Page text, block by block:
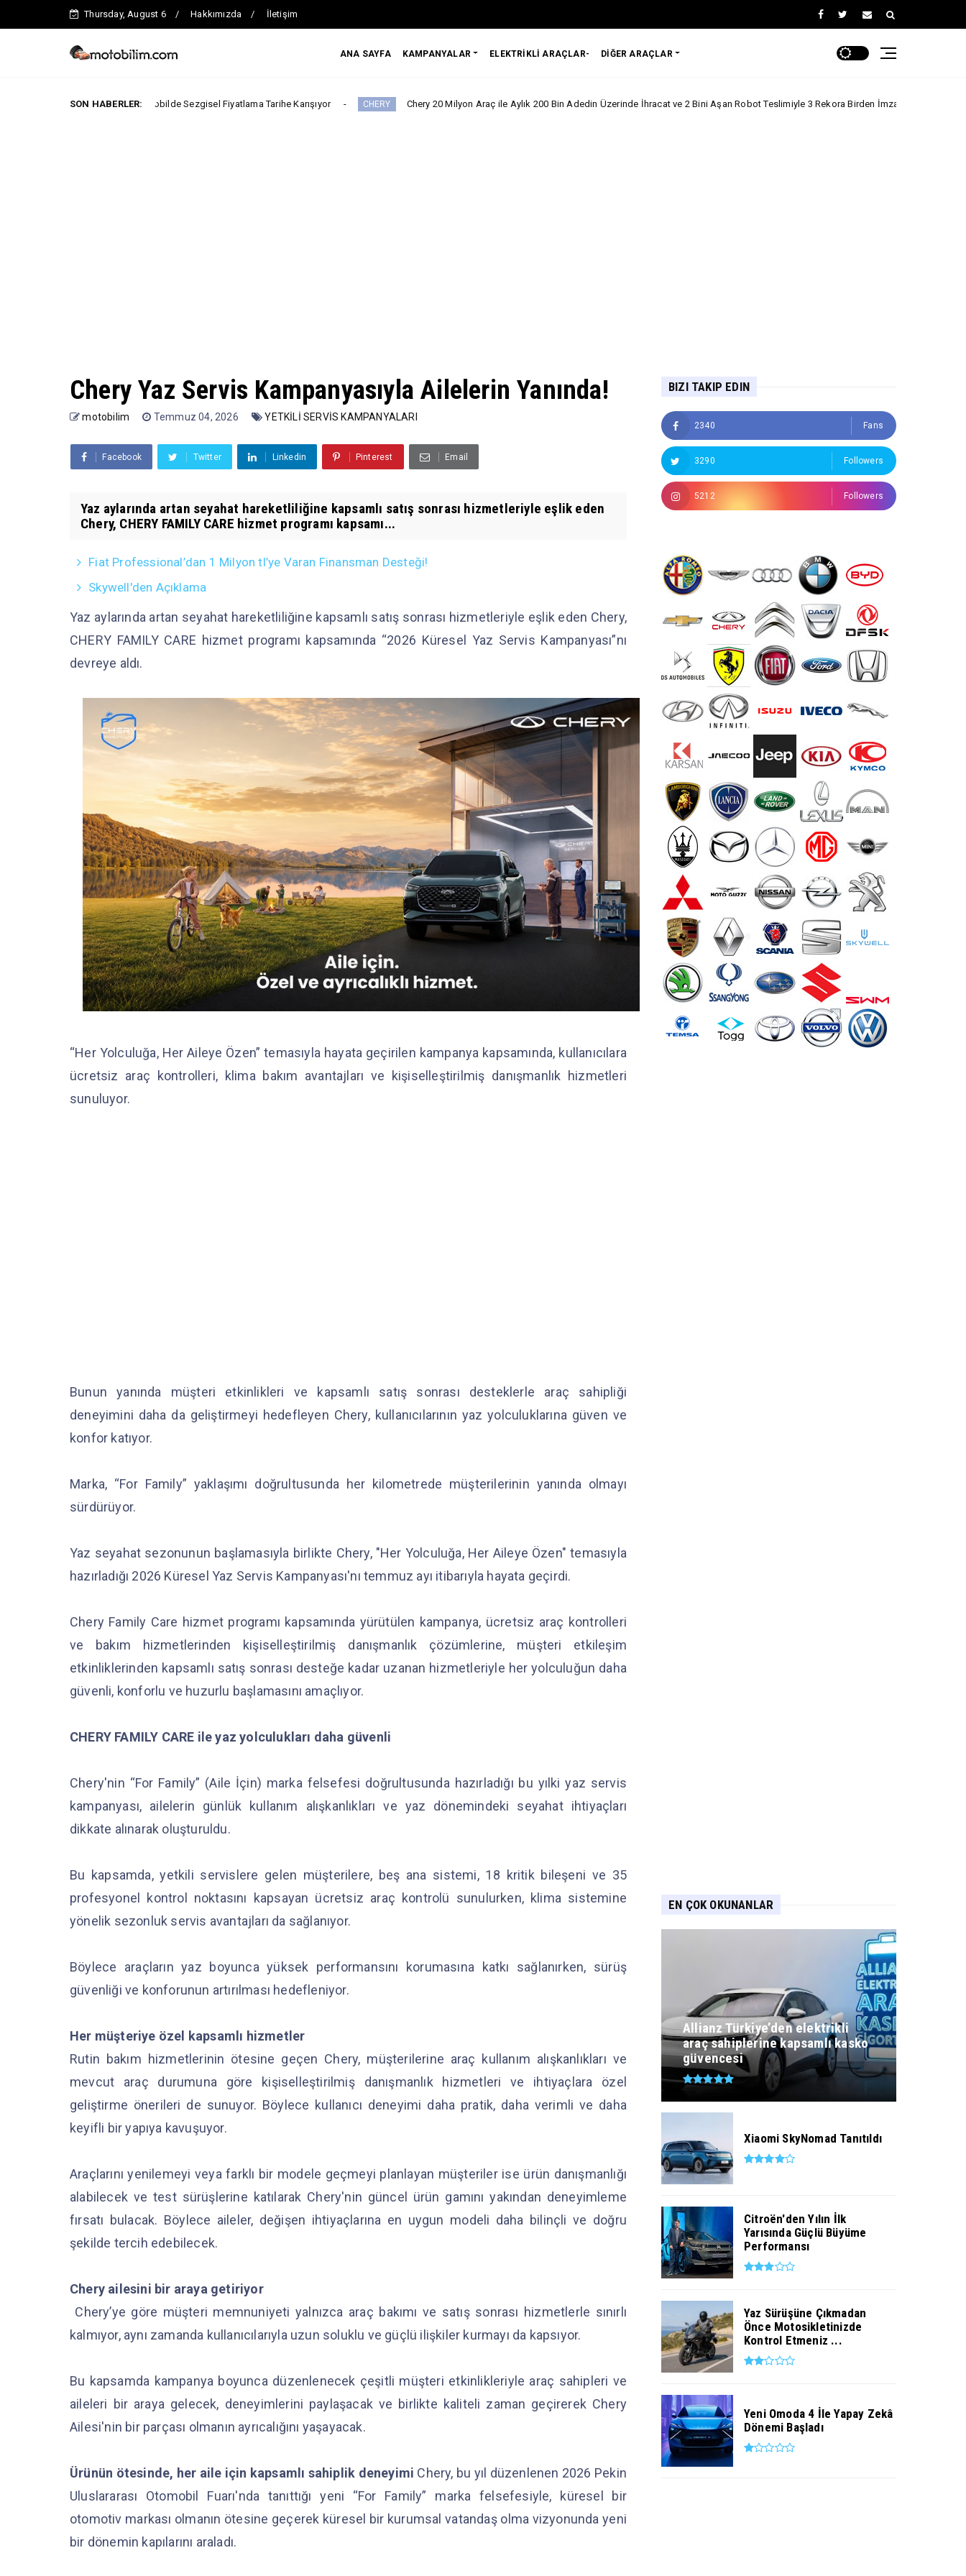
Thursday, August 6 Hakkımızda İletişim
ANA SAYFA KAMPANYALAR ELEKTRİKLİ ARAÇLAR- DİĞER ARAÇLAR
SON HABERLER:
İkinci El Otomobilde Sezgisel Fiyatlama Tarihe Karışıyor CHERY Chery 20 Milyon Araç ile Aylık 200 Bin Adedin Üzerinde İhracat ve 2 Bini Aşan Robot Teslimiyle 3 Rekora Birden İmza Attı! ARABA
Chery Yaz Servis Kampanyasıyla Ailelerin Yanında!
motobilim Temmuz 04, 2026 YETKİLİ SERVİS KAMPANYALARI
Facebook Twitter Linkedin Pinterest Email
Yaz aylarında artan seyahat hareketliliğine kapsamlı satış sonrası hizmetleriyle eşlik eden
Chery, CHERY FAMILY CARE hizmet programı kapsamı...
Fiat Professional’dan 1 Milyon tl’ye Varan Finansman Desteği!
Skywell'den Açıklama
Yaz aylarında artan seyahat hareketliliğine kapsamlı satış sonrası hizmetleriyle eşlik eden Chery,
CHERY FAMILY CARE hizmet programı kapsamında “2026 Küresel Yaz Servis Kampanyası”nı
devreye aldı.
“Her Yolculuğa, Her Aileye Özen” temasıyla hayata geçirilen kampanya kapsamında, kullanıcılara
ücretsiz araç kontrolleri, klima bakım avantajları ve kişiselleştirilmiş danışmanlık hizmetleri
sunuluyor.
Bunun yanında müşteri etkinlikleri ve kapsamlı satış sonrası desteklerle araç sahipliği
deneyimini daha da geliştirmeyi hedefleyen Chery, kullanıcılarının yaz yolculuklarına güven ve
konfor katıyor.
Marka, “For Family” yaklaşımı doğrultusunda her kilometrede müşterilerinin yanında olmayı
sürdürüyor.
Yaz seyahat sezonunun başlamasıyla birlikte Chery, "Her Yolculuğa, Her Aileye Özen" temasıyla
hazırladığı 2026 Küresel Yaz Servis Kampanyası'nı temmuz ayı itibarıyla hayata geçirdi.
Chery Family Care hizmet programı kapsamında yürütülen kampanya, ücretsiz araç kontrolleri
ve bakım hizmetlerinden kişiselleştirilmiş danışmanlık çözümlerine, müşteri etkileşim
etkinliklerinden kapsamlı satış sonrası desteğe kadar uzanan hizmetleriyle her yolculuğun daha
güvenli, konforlu ve huzurlu başlamasını amaçlıyor.
CHERY FAMILY CARE ile yaz yolculukları daha güvenli
Chery'nin “For Family” (Aile İçin) marka felsefesi doğrultusunda hazırladığı bu yılki yaz servis
kampanyası, ailelerin günlük kullanım alışkanlıkları ve yaz dönemindeki seyahat ihtiyaçları
dikkate alınarak oluşturuldu.
Bu kapsamda, yetkili servislere gelen müşterilere, beş ana sistemi, 18 kritik bileşeni ve 35
profesyonel kontrol noktasını kapsayan ücretsiz araç kontrolü sunulurken, klima sistemine
yönelik sezonluk servis avantajları da sağlanıyor.
Böylece araçların yaz boyunca yüksek performansını korumasına katkı sağlanırken, sürüş
güvenliği ve konforunun artırılması hedefleniyor.
Her müşteriye özel kapsamlı hizmetler
Rutin bakım hizmetlerinin ötesine geçen Chery, müşterilerine araç kullanım alışkanlıkları ve
mevcut araç durumuna göre kişiselleştirilmiş danışmanlık hizmetleri ve ihtiyaçlara özel
geliştirme önerileri de sunuyor. Böylece kullanıcı deneyimi daha pratik, daha verimli ve daha
keyifli bir yapıya kavuşuyor.
Araçlarını yenilemeyi veya farklı bir modele geçmeyi planlayan müşteriler ise ürün danışmanlığı
alabilecek ve test sürüşlerine katılarak Chery'nin güncel ürün gamını yakından deneyimleme
fırsatı bulacak. Böylece aileler, değişen ihtiyaçlarına en uygun modeli daha bilinçli ve doğru
şekilde tercih edebilecek.
Chery ailesini bir araya getiriyor
Chery’ye göre müşteri memnuniyeti yalnızca araç bakımı ve satış sonrası hizmetlerle sınırlı
kalmıyor, aynı zamanda kullanıcılarıyla uzun soluklu ve güçlü ilişkiler kurmayı da kapsıyor.
Bu kapsamda kampanya boyunca düzenlenecek çeşitli müşteri etkinlikleriyle araç sahipleri ve
aileleri bir araya gelecek, deneyimlerini paylaşacak ve birlikte kaliteli zaman geçirerek Chery
Ailesi'nin bir parçası olmanın ayrıcalığını yaşayacak.
Ürünün ötesinde, her aile için kapsamlı sahiplik deneyimi Chery, bu yıl düzenlenen 2026 Pekin
Uluslararası Otomobil Fuarı'nda tanıttığı yeni “For Family” marka felsefesiyle, küresel bir
otomotiv markası olmanın ötesine geçerek küresel bir kurumsal vatandaş olma vizyonunda yeni
bir dönemin kapılarını araladı.
BIZI TAKIP EDIN
2340 Fans
3290 Followers
5212 Followers
EN ÇOK OKUNANLAR
Allianz Türkiye’den elektrikli
araç sahiplerine kapsamlı kasko
güvencesi
Xiaomi SkyNomad Tanıtıldı
Citroën'den Yılın İlk
Yarısında Güçlü Büyüme
Performansı
Yaz Sürüşüne Çıkmadan
Önce Motosikletinizde
Kontrol Etmeniz ...
Yeni Omoda 4 İle Yapay Zekâ
Dönemi Başladı